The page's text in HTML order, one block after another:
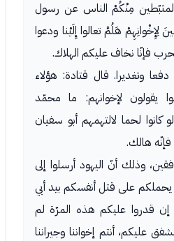
مِنْكُمْ الناس عن رسول
لِإِخْوانِهِمْ هَلُمَّ تعالوا إِلَيْنا ودعوا
فإنّا نخاف عليكم الهلاك.
دفعا وتغديرا. قال قتادة: هؤلاء
يقولون لإخوانهم: ما محمّد
كانوا لحما لالتهمهم أبو سفيان
هالك.
وذلك أنّ اليهود أرسلوا إلى
يحملكم على قتل أنفسكم بيد أبي
قدروا عليكم هذه المرّة لم
عليكم، أنتم إخواننا وجيراننا